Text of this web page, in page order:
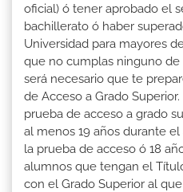
oficial) ó tener aprobado el
bachillerato ó haber
Universidad para mayores
que no cumplas ninguno
será necesario que te
de Acceso a Grado
prueba de acceso a grado
al menos 19 años durante
la prueba de acceso ó 18
alumnos que tengan el
con el Grado Superior al